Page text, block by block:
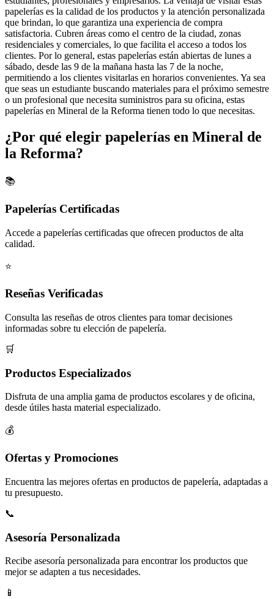
papelerías es la calidad de los productos y la atención personalizada
que brindan, lo que garantiza una experiencia de compra
satisfactoria. Cubren áreas como el centro de la ciudad, zonas
residenciales y comerciales, lo que facilita el acceso a todos los
clientes. Por lo general, estas papelerías están abiertas de lunes a
sábado, desde las 9 de la mañana hasta las 7 de la noche,
permitiendo a los clientes visitarlas en horarios convenientes. Ya sea
que seas un estudiante buscando materiales para el próximo semestre
o un profesional que necesita suministros para su oficina, estas
papelerías en Mineral de la Reforma tienen todo lo que necesitas.
¿Por qué elegir papelerías en Mineral de
la Reforma?
📚
Papelerías Certificadas
Accede a papelerías certificadas que ofrecen productos de alta
calidad.
⭐
Reseñas Verificadas
Consulta las reseñas de otros clientes para tomar decisiones
informadas sobre tu elección de papelería.
🛒
Productos Especializados
Disfruta de una amplia gama de productos escolares y de oficina,
desde útiles hasta material especializado.
💰
Ofertas y Promociones
Encuentra las mejores ofertas en productos de papelería, adaptadas a
tu presupuesto.
📞
Asesoría Personalizada
Recibe asesoría personalizada para encontrar los productos que
mejor se adapten a tus necesidades.
📱